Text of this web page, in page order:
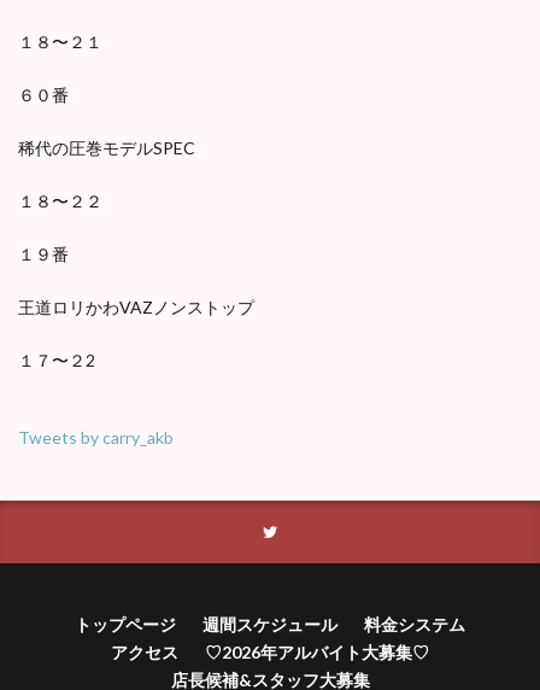
１８〜２１
６０番
稀代の圧巻モデルSPEC
１８〜２２
１９番
王道ロリかわVAZノンストップ
１７〜２2
Tweets by carry_akb
トップページ 週間スケジュール
料金システム
アクセス
♡2026年アルバイト大募集♡
店長候補&スタッフ大募集